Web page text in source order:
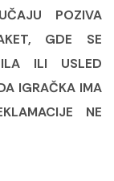
POZIVA
GDE SE
ILI USLED
IGRAČKA IMA
NE